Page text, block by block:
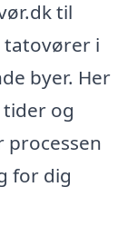
til
i
byer. Her
tider og
processen
for dig